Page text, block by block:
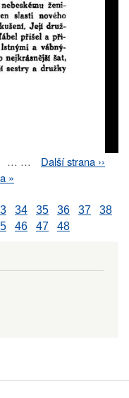
… …
Next
Další strana ››
»
34 35 36 37
38
46 47 48